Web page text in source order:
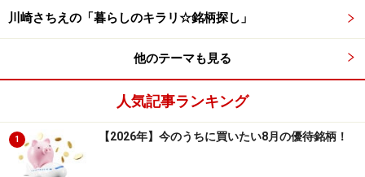
りやすい傾向があるといえるでしょう。
1月は、投資家の節税対策の売りが一巡し、株価が上昇
する傾向がある12月下旬からの流れを引き継ぎ、上昇ト
レンドを形成しやすい傾向があるといえるでしょう。
1月の好成績銘柄ランキング
川崎さちえの「暮らしのキラリ☆銘柄探し」
他のテーマも見る
人気記事ランキング
1 【2026年】今のうちに買いたい8月の優待銘柄！